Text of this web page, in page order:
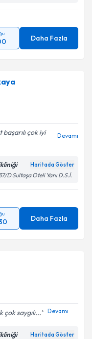
Daha Fazla
çok iyi
Devamı
Haritada Göster
D Sultaşa Oteli Yanı D.S.İ.
Daha Fazla
saygılı... Devamı
Haritada Göster